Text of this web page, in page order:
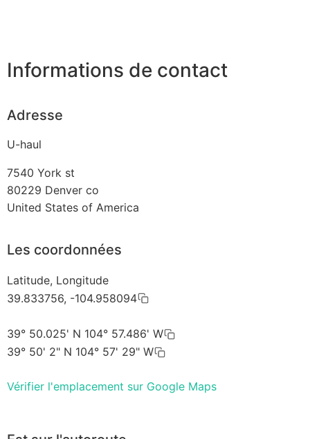
Informations de contact
Adresse
U-haul
7540 York st
80229 Denver co
United States of America
Les coordonnées
Latitude, Longitude
39.833756, -104.958094
39° 50.025' N 104° 57.486' W
39° 50' 2" N 104° 57' 29" W
Vérifier l'emplacement sur Google Maps